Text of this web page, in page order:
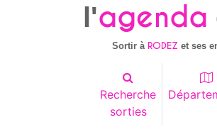
l'agenda
Sortir à RODEZ et ses
Recherche
sorties